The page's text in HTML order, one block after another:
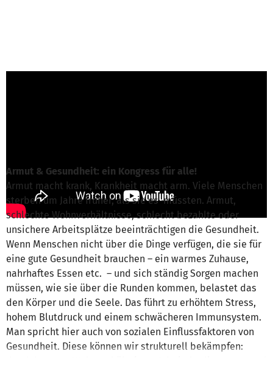
Armut & Gesundheit: ein Kongress für alle!
Armut macht krank, Krankheit macht arm. Viele Menschen
sterben um Jahre früher, als sie es müssten. Armut,
schlechte Wohnverhältnisse, schlecht bezahlte oder
unsichere Arbeitsplätze beeinträchtigen die Gesundheit.
Wenn Menschen nicht über die Dinge verfügen, die sie für
eine gute Gesundheit brauchen – ein warmes Zuhause,
nahrhaftes Essen etc. – und sich ständig Sorgen machen
müssen, wie sie über die Runden kommen, belastet das
den Körper und die Seele. Das führt zu erhöhtem Stress,
hohem Blutdruck und einem schwächeren Immunsystem.
Man spricht hier auch von sozialen Einflussfaktoren von
Gesundheit. Diese können wir strukturell bekämpfen: